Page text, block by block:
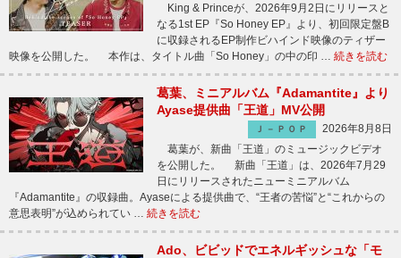
King & Princeが、2026年9月2日にリリースと
なる1st EP『So Honey EP』より、初回限定盤B
に収録されるEP制作ビハインド映像のティザー
映像を公開した。 本作は、タイトル曲「So Honey」の中の印 … 続きを読む
葛葉、ミニアルバム『Adamantite』より
Ayase提供曲「王道」MV公開
Ｊ－ＰＯＰ
2026年8月8日
葛葉が、新曲「王道」のミュージックビデオ
を公開した。 新曲「王道」は、2026年7月29
日にリリースされたニューミニアルバム
『Adamantite』の収録曲。Ayaseによる提供曲で、“王者の苦悩”と“これからの
意思表明”が込められてい … 続きを読む
Ado、ビビッドでエネルギッシュな「モ